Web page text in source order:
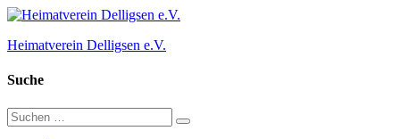
Zum
springen
Heimatverein Delligsen e.V.
Suche
Suchen
nach:
Suchen